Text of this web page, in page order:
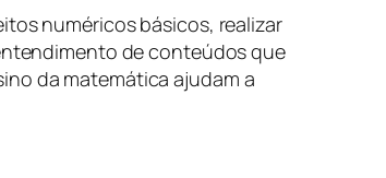
numéricos básicos, realizar
de conteúdos que
da matemática ajudam a